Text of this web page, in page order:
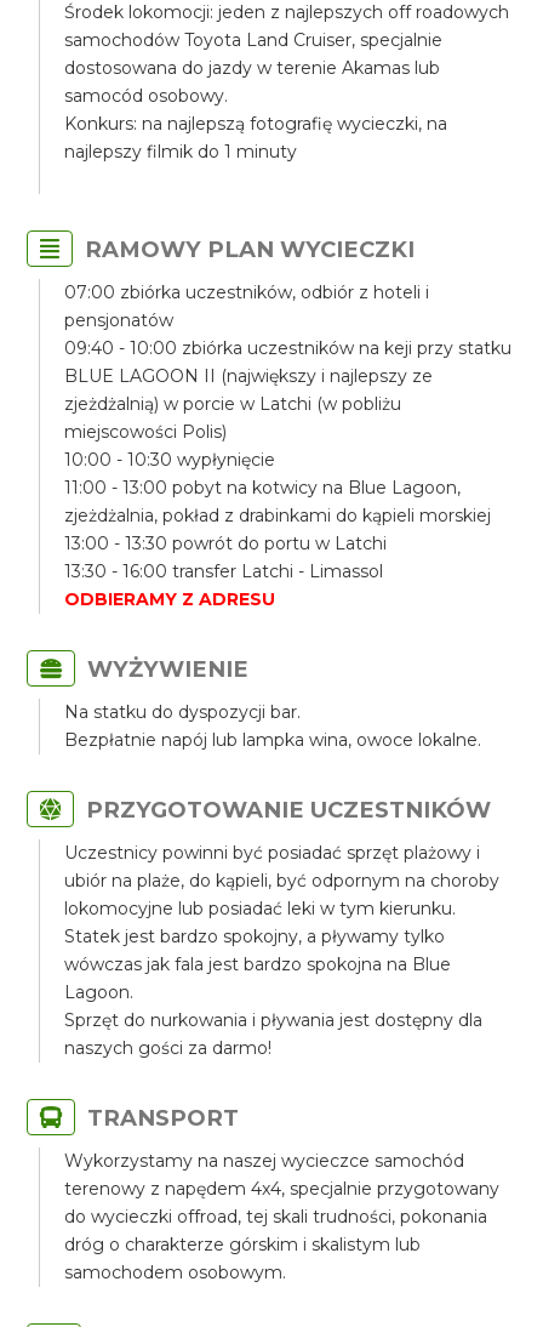
Środek lokomocji: jeden z najlepszych off roadowych
samochodów Toyota Land Cruiser, specjalnie
dostosowana do jazdy w terenie Akamas lub
samocód osobowy.
Konkurs: na najlepszą fotografię wycieczki, na
najlepszy filmik do 1 minuty
RAMOWY PLAN WYCIECZKI
07:00 zbiórka uczestników, odbiór z hoteli i
pensjonatów
09:40 - 10:00 zbiórka uczestników na keji przy statku
BLUE LAGOON II (największy i najlepszy ze
zjeżdżalnią) w porcie w Latchi (w pobliżu
miejscowości Polis)
10:00 - 10:30 wypłynięcie
11:00 - 13:00 pobyt na kotwicy na Blue Lagoon,
zjeżdżalnia, pokład z drabinkami do kąpieli morskiej
13:00 - 13:30 powrót do portu w Latchi
13:30 - 16:00 transfer Latchi - Limassol
ODBIERAMY Z ADRESU
WYŻYWIENIE
Na statku do dyspozycji bar.
Bezpłatnie napój lub lampka wina, owoce lokalne.
PRZYGOTOWANIE UCZESTNIKÓW
Uczestnicy powinni być posiadać sprzęt plażowy i
ubiór na plaże, do kąpieli, być odpornym na choroby
lokomocyjne lub posiadać leki w tym kierunku.
Statek jest bardzo spokojny, a pływamy tylko
wówczas jak fala jest bardzo spokojna na Blue
Lagoon.
Sprzęt do nurkowania i pływania jest dostępny dla
naszych gości za darmo!
TRANSPORT
Wykorzystamy na naszej wycieczce samochód
terenowy z napędem 4x4, specjalnie przygotowany
do wycieczki offroad, tej skali trudności, pokonania
dróg o charakterze górskim i skalistym lub
samochodem osobowym.